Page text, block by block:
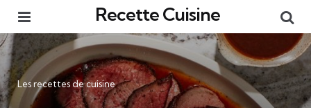
Recette Cuisine
Catégories
Les recettes de cuisine